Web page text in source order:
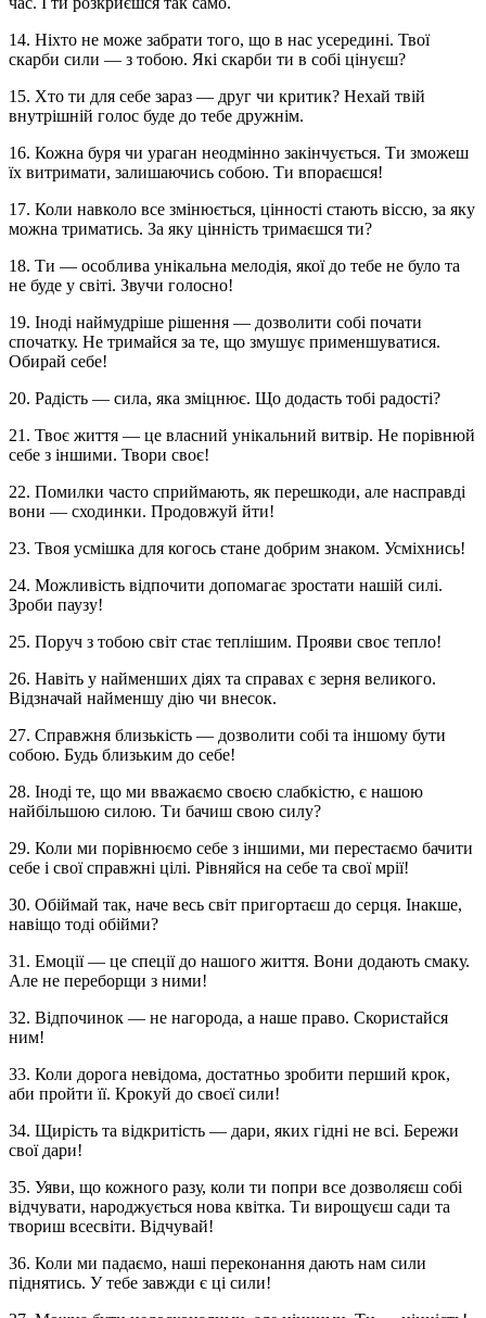
14. Ніхто не може забрати того, що в нас усередині. Твої
скарби сили — з тобою. Які скарби ти в собі цінуєш?
15. Хто ти для себе зараз — друг чи критик? Нехай твій
внутрішній голос буде до тебе дружнім.
16. Кожна буря чи ураган неодмінно закінчується. Ти зможеш
їх витримати, залишаючись собою. Ти впораєшся!
17. Коли навколо все змінюється, цінності стають віссю, за яку
можна триматись. За яку цінність тримаєшся ти?
18. Ти — особлива унікальна мелодія, якої до тебе не було та
не буде у світі. Звучи голосно!
19. Іноді наймудріше рішення — дозволити собі почати
спочатку. Не тримайся за те, що змушує применшуватися.
Обирай себе!
20. Радість — сила, яка зміцнює. Що додасть тобі радості?
21. Твоє життя — це власний унікальний витвір. Не порівнюй
себе з іншими. Твори своє!
22. Помилки часто сприймають, як перешкоди, але насправді
вони — сходинки. Продовжуй йти!
23. Твоя усмішка для когось стане добрим знаком. Усміхнись!
24. Можливість відпочити допомагає зростати нашій силі.
Зроби паузу!
25. Поруч з тобою світ стає теплішим. Прояви своє тепло!
26. Навіть у найменших діях та справах є зерня великого.
Відзначай найменшу дію чи внесок.
27. Справжня близькість — дозволити собі та іншому бути
собою. Будь близьким до себе!
28. Іноді те, що ми вважаємо своєю слабкістю, є нашою
найбільшою силою. Ти бачиш свою силу?
29. Коли ми порівнюємо себе з іншими, ми перестаємо бачити
себе і свої справжні цілі. Рівняйся на себе та свої мрії!
30. Обіймай так, наче весь світ пригортаєш до серця. Інакше,
навіщо тоді обійми?
31. Емоції — це спеції до нашого життя. Вони додають смаку.
Але не переборщи з ними!
32. Відпочинок — не нагорода, а наше право. Скористайся
ним!
33. Коли дорога невідома, достатньо зробити перший крок,
аби пройти її. Крокуй до своєї сили!
34. Щирість та відкритість — дари, яких гідні не всі. Бережи
свої дари!
35. Уяви, що кожного разу, коли ти попри все дозволяєш собі
відчувати, народжується нова квітка. Ти вирощуєш сади та
твориш всесвіти. Відчувай!
36. Коли ми падаємо, наші переконання дають нам сили
піднятись. У тебе завжди є ці сили!